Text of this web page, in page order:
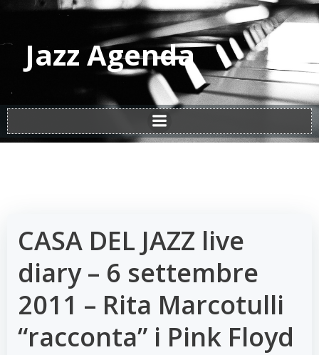
Vai
al
contenuto
Jazz Agenda
CASA DEL JAZZ live
diary – 6 settembre
2011 – Rita Marcotulli
“racconta” i Pink Floyd